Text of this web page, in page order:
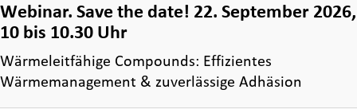
Webinar. Save the date! 22. September 2026,
10 bis 10.30 Uhr
Wärmeleitfähige Compounds: Effizientes
Wärmemanagement & zuverlässige Adhäsion